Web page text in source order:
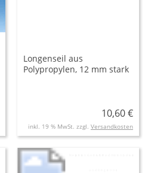
Longenseil aus
Polypropylen, 12 mm stark
10,60 €
inkl. 19 % MwSt. zzgl. Versandkosten